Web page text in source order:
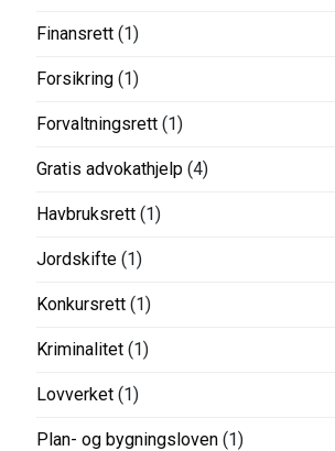
Finansrett (1)
Forsikring (1)
Forvaltningsrett (1)
Gratis advokathjelp (4)
Havbruksrett (1)
Jordskifte (1)
Konkursrett (1)
Kriminalitet (1)
Lovverket (1)
Plan- og bygningsloven (1)